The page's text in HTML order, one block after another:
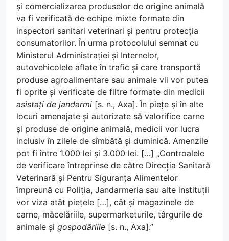
și comercializarea produselor de origine animală
va fi verificată de echipe mixte formate din
inspectori sanitari veterinari și pentru protecția
consumatorilor. În urma protocolului semnat cu
Ministerul Administrației și Internelor,
autovehicolele aflate în trafic și care transportă
produse agroalimentare sau animale vii vor putea
fi oprite și verificate de filtre formate din medicii
asistați de jandarmi [s. n., Axa]. În piețe și în alte
locuri amenajate și autorizate să valorifice carne
și produse de origine animală, medicii vor lucra
inclusiv în zilele de sîmbătă și duminică. Amenzile
pot fi între 1.000 lei și 3.000 lei. […] „Controalele
de verificare întreprinse de către Direcția Sanitară
Veterinară și Pentru Siguranța Alimentelor
împreună cu Poliția, Jandarmeria sau alte instituții
vor viza atât piețele […], cât și magazinele de
carne, măcelăriile, supermarketurile, târgurile de
animale și gospodăriile [s. n., Axa].”